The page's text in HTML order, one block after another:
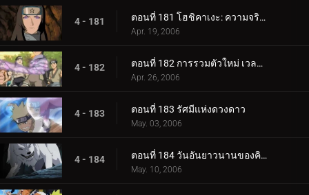
4 - 181 ตอนที่ 181 โฮชิคาเงะ: ความจริงที่ถูกฝังไว้
Apr. 19, 2006
4 - 182 ตอนที่ 182 การรวมตัวใหม่ เวลาที่เหลืออยู่
Apr. 26, 2006
4 - 183 ตอนที่ 183 รัศมีแห่งดวงดาว
May. 03, 2006
4 - 184 ตอนที่ 184 วันอันยาวนานของคิบะ!
May. 10, 2006